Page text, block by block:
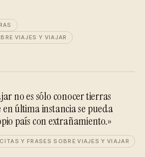
VIAJES Y VIAJAR
no es sólo conocer tierras
en última instancia se pueda
país con extrañamiento.»
CITAS Y FRASES SOBRE VIAJES Y VIAJAR